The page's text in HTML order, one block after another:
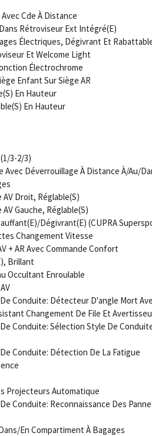
Cde À Distance
Rétroviseur Ext Intégré(E)
Électriques, Dégivrant Et
Et Welcome Light
Électrochrome
Enfant Sur Siège AR
En Hauteur
En Hauteur
3-2/3)
Avec Déverrouillage À Distance À/Au/
Droit, Réglable(S)
Gauche, Réglable(S)
Dégivrant(E) (CUPRA
Changement Vitesse
+ AR Avec Commande Confort
Brillant
Occultant Enroulable
Conduite: Détecteur D'angle Mort
Changement De File Et
Conduite: Sélection Style De
Conduite: Détection De La Fatigue
Projecteurs Automatique
Conduite: Reconnaissance Des
En Compartiment À Bagages